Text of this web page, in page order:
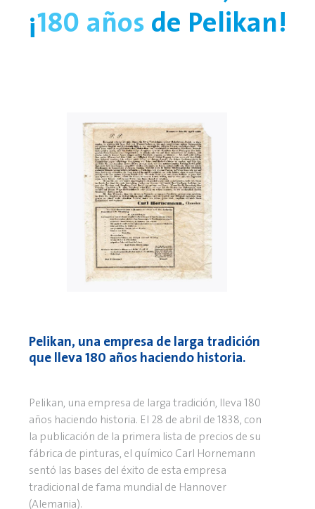
¡180 años de Pelikan!
Pelikan, una empresa de larga tradición
que lleva 180 años haciendo historia.
Pelikan, una empresa de larga tradición, lleva 180
años haciendo historia. El 28 de abril de 1838, con
la publicación de la primera lista de precios de su
fábrica de pinturas, el químico Carl Hornemann
sentó las bases del éxito de esta empresa
tradicional de fama mundial de Hannover
(Alemania).